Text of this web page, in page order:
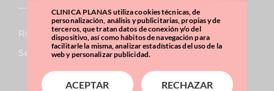
Rinoplàstia
Septoplàstia
CLINICA PLANAS utiliza cookies técnicas, de
personalización, análisis y publicitarias, propias y de
terceros, que tratan datos de conexión y/o del
dispositivo, así como hábitos de navegación para
facilitarle la misma, analizar estadísticas del uso de la
web y personalizar publicidad.
ACEPTAR RECHAZAR